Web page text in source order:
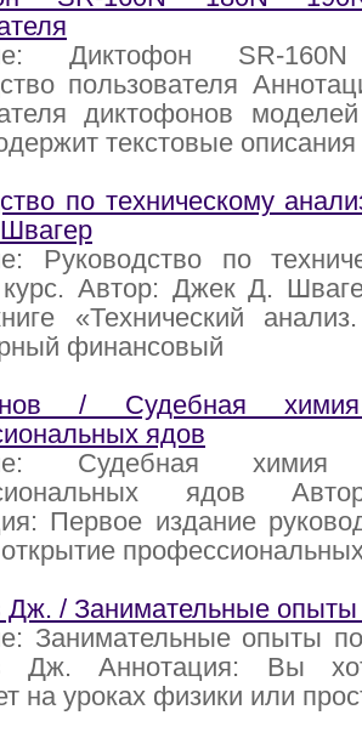
Диктофон SR-
пользователя
диктофонов
текстовые описания
по техническому
Руководство по
Автор: Джек Д.
«Технический
финансовый
/ Судебная
ядов
Судебная
ядов
Первое издание
Дж. / Занимательные
Занимательные опыты
Дж. Аннотация: Вы
на уроках физики или